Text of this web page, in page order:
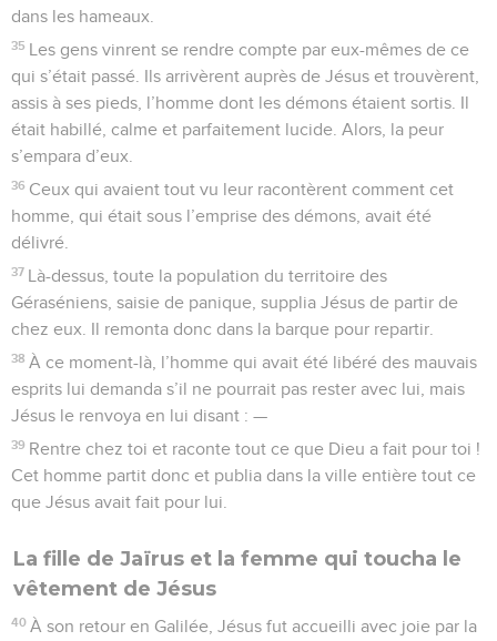
dans les hameaux.
35 Les gens vinrent se rendre compte par eux-mêmes de ce
qui s’était passé. Ils arrivèrent auprès de Jésus et trouvèrent,
assis à ses pieds, l’homme dont les démons étaient sortis. Il
était habillé, calme et parfaitement lucide. Alors, la peur
s’empara d’eux.
36 Ceux qui avaient tout vu leur racontèrent comment cet
homme, qui était sous l’emprise des démons, avait été
délivré.
37 Là-dessus, toute la population du territoire des
Géraséniens, saisie de panique, supplia Jésus de partir de
chez eux. Il remonta donc dans la barque pour repartir.
38 À ce moment-là, l’homme qui avait été libéré des mauvais
esprits lui demanda s’il ne pourrait pas rester avec lui, mais
Jésus le renvoya en lui disant : —
39 Rentre chez toi et raconte tout ce que Dieu a fait pour toi !
Cet homme partit donc et publia dans la ville entière tout ce
que Jésus avait fait pour lui.
La fille de Jaïrus et la femme qui toucha le
vêtement de Jésus
40 À son retour en Galilée, Jésus fut accueilli avec joie par la